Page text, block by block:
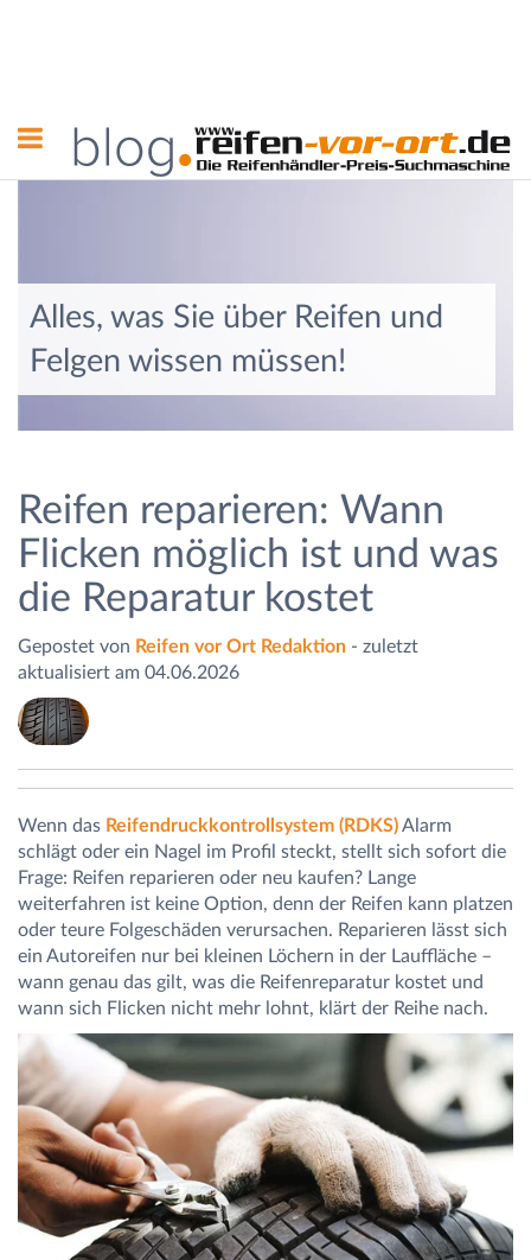
Alles, was Sie über Reifen und
Felgen wissen müssen!
Reifen reparieren: Wann
Flicken möglich ist und was
die Reparatur kostet
Gepostet von Reifen vor Ort Redaktion - zuletzt
aktualisiert am 04.06.2026
Wenn das Reifendruckkontrollsystem (RDKS)Alarm
schlägt oder ein Nagel im Profil steckt, stellt sich sofort die
Frage: Reifen reparieren oder neu kaufen? Lange
weiterfahren ist keine Option, denn der Reifen kann platzen
oder teure Folgeschäden verursachen. Reparieren lässt sich
ein Autoreifen nur bei kleinen Löchern in der Lauffläche –
wann genau das gilt, was die Reifenreparatur kostet und
wann sich Flicken nicht mehr lohnt, klärt der Reihe nach.